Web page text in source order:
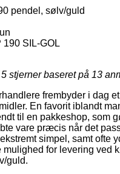
pendel, sølv/guld
190 SIL-GOL
stjerner baseret på 13
frembyder i dag
En favorit iblandt
til en pakkeshop, som
vare præcis når det
simpel, samt ofte
for levering ved
guld.